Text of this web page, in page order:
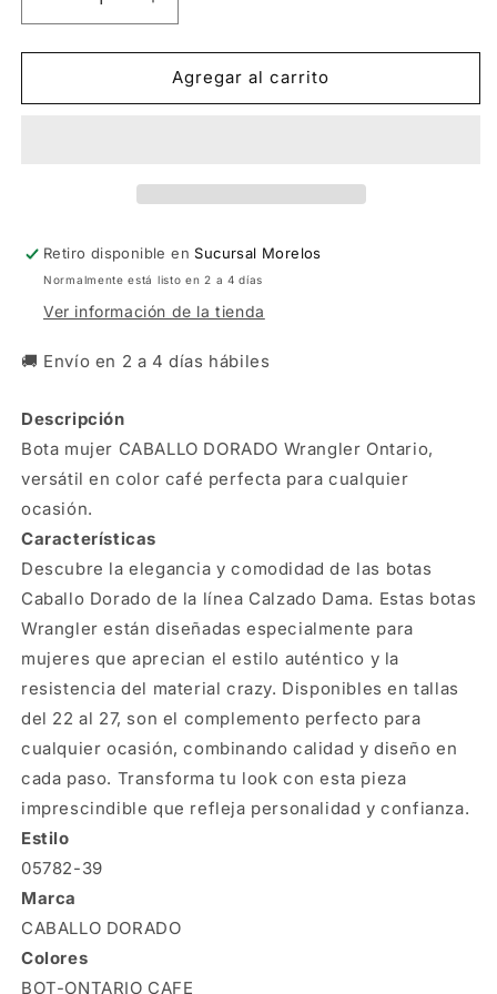
Reducir
cantidad
para
Bot
Aumentar
cantidad
para
Dam
Bot
Agregar al carrito
Retiro disponible enSucursal Morelos
Normalmente está listo en 2 a 4 días
Ver información de la tienda
🚚 Envío en 2 a 4 días hábiles
Descripción
Bota mujer CABALLO DORADO Wrangler Ontario,
versátil en color café perfecta para cualquier
ocasión.
Características
Descubre la elegancia y comodidad de las botas
Caballo Dorado de la línea Calzado Dama. Estas botas
Wrangler están diseñadas especialmente para
mujeres que aprecian el estilo auténtico y la
resistencia del material crazy. Disponibles en tallas
del 22 al 27, son el complemento perfecto para
cualquier ocasión, combinando calidad y diseño en
cada paso. Transforma tu look con esta pieza
imprescindible que refleja personalidad y confianza.
Estilo
05782-39
Marca
CABALLO DORADO
Colores
BOT-ONTARIO CAFE